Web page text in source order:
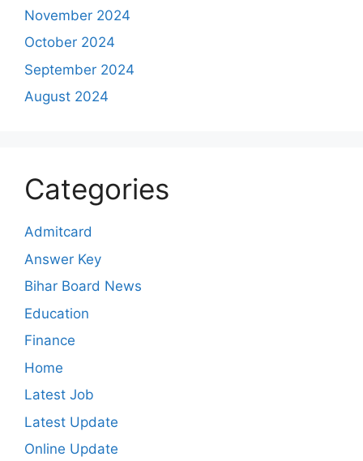
November 2024
October 2024
September 2024
August 2024
Categories
Admitcard
Answer Key
Bihar Board News
Education
Finance
Home
Latest Job
Latest Update
Online Update